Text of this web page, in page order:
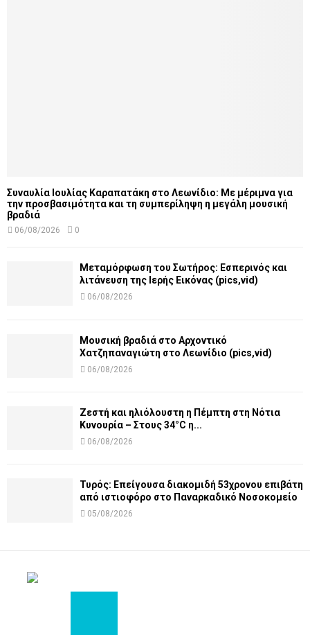
Συναυλία Ιουλίας Καραπατάκη στο Λεωνίδιο: Με μέριμνα για
την προσβασιμότητα και τη συμπερίληψη η μεγάλη μουσική
βραδιά
06/08/2026 0
Μεταμόρφωση του Σωτήρος: Εσπερινός και
λιτάνευση της Ιερής Εικόνας (pics,vid)
06/08/2026
Μουσική βραδιά στο Αρχοντικό
Χατζηπαναγιώτη στο Λεωνίδιο (pics,vid)
06/08/2026
Ζεστή και ηλιόλουστη η Πέμπτη στη Νότια
Κυνουρία – Στους 34°C η...
06/08/2026
Τυρός: Επείγουσα διακομιδή 53χρονου επιβάτη
από ιστιοφόρο στο Παναρκαδικό Νοσοκομείο
05/08/2026